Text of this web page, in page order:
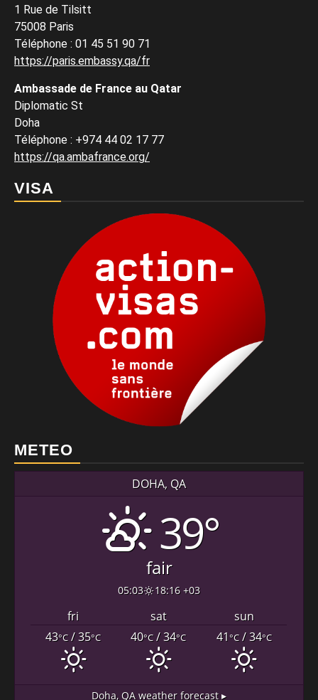
1 Rue de Tilsitt
75008 Paris
Téléphone : 01 45 51 90 71
https://paris.embassy.qa/fr
Ambassade de France au Qatar
Diplomatic St
Doha
Téléphone : +974 44 02 17 77
https://qa.ambafrance.org/
VISA
METEO
DOHA, QA
39°
fair
05:03 18:16 +03
fri sat
sun
43°C/ 35°C 40°C/ 34°C 41°C/ 34°C
Doha, QA weather forecast ▸